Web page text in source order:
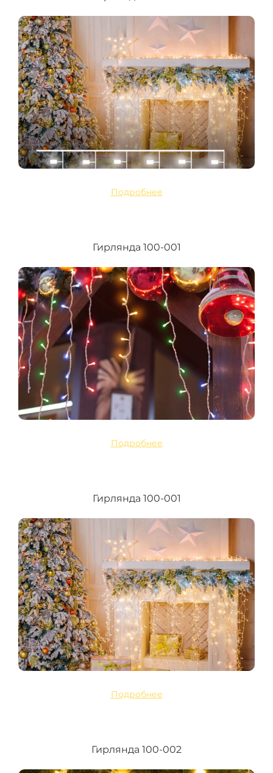
Подробнее
Гирлянда 100-001
Подробнее
Гирлянда 100-001
Подробнее
Гирлянда 100-002